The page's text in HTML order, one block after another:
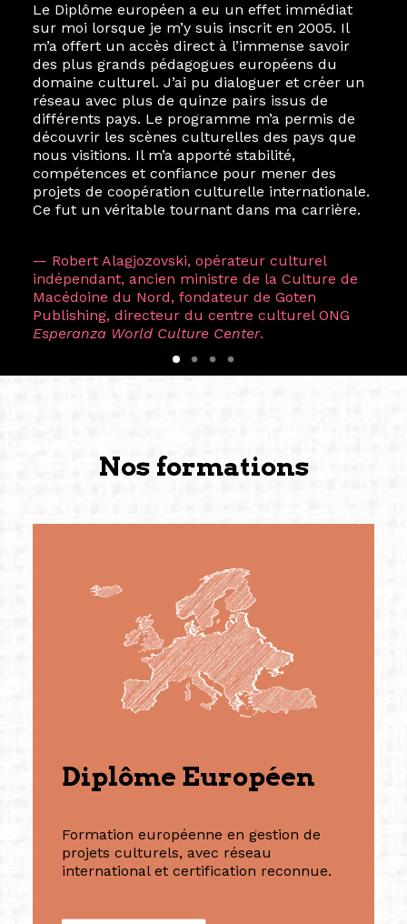
Le Diplôme européen a eu un effet immédiat
sur moi lorsque je m’y suis inscrit en 2005. Il
m’a offert un accès direct à l’immense savoir
des plus grands pédagogues européens du
domaine culturel. J’ai pu dialoguer et créer un
réseau avec plus de quinze pairs issus de
différents pays. Le programme m’a permis de
découvrir les scènes culturelles des pays que
nous visitions. Il m’a apporté stabilité,
compétences et confiance pour mener des
projets de coopération culturelle internationale.
Ce fut un véritable tournant dans ma carrière.
— Robert Alagjozovski, opérateur culturel
indépendant, ancien ministre de la Culture de
Macédoine du Nord, fondateur de Goten
Publishing, directeur du centre culturel ONG
Esperanza World Culture Center.
Nos formations
Diplôme Européen
Formation européenne en gestion de
projets culturels, avec réseau
international et certification reconnue.